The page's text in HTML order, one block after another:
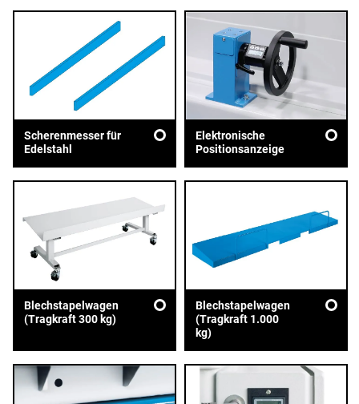
Scherenmesser für
Edelstahl
Elektronische
Positionsanzeige
Blechstapelwagen
(Tragkraft 300 kg)
Blechstapelwagen
(Tragkraft 1.000
kg)